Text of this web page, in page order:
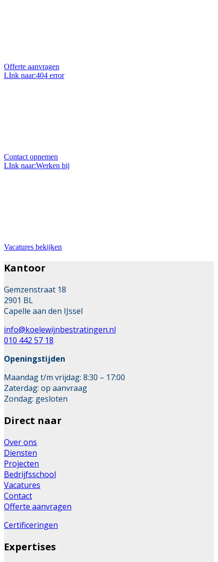
Offerte aanvragen
LInk naar:404 error
Contact opnemen
LInk naar:Werken bij
Vacatures bekijken
Kantoor
Gemzenstraat 18
2901 BL
Capelle aan den IJssel
info@koelewijnbestratingen.nl
010 442 57 18
Openingstijden
Maandag t/m vrijdag: 8:30 – 17:00
Zaterdag: op aanvraag
Zondag: gesloten
Direct naar
Over ons
Diensten
Projecten
Bedrijfsschool
Vacatures
Contact
Offerte aanvragen
Certificeringen
Expertises